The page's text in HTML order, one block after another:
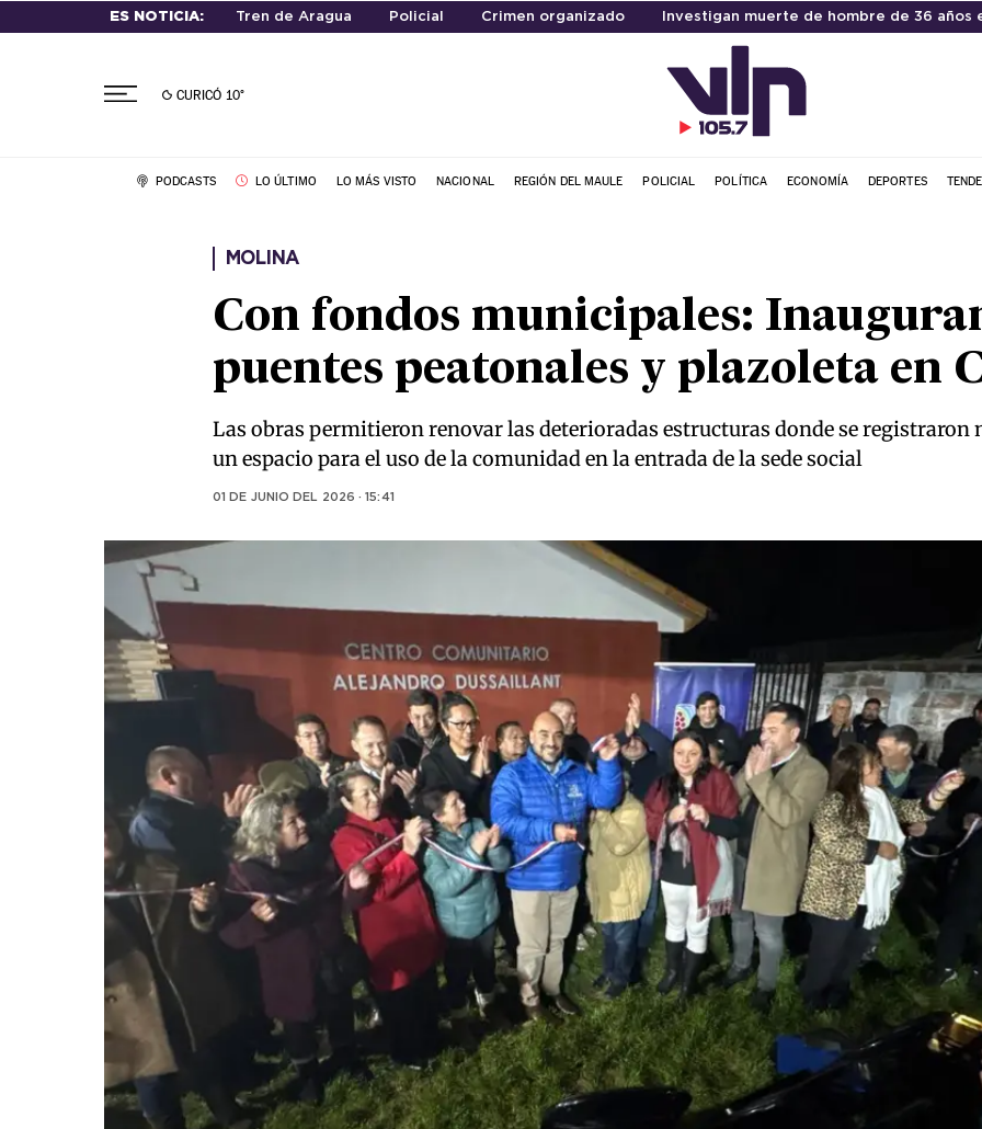
ES NOTICIA: Tren de Aragua Policial Crimen organizado Investigan muerte de hombre de 36 años
CURICÓ 10°
PODCASTS LO ÚLTIMO LO MÁS VISTO NACIONAL REGIÓN DEL MAULE POLICIAL POLÍTICA ECONOMÍA DEPORTES
MOLINA
Con fondos municipales:
puentes peatonales y plazoleta en
Las obras permitieron renovar las deterioradas estructuras donde se registraron
un espacio para el uso de la comunidad en la entrada de la sede social
01 DE JUNIO DEL 2026 · 15:41